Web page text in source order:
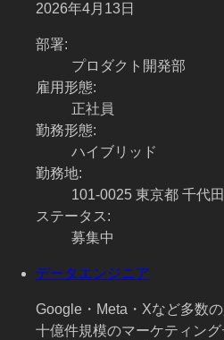
2026年4月13日
部署:
プロダクト開発部
雇用形態:
正社員
勤務形態:
ハイブリッド
勤務地:
101-0025 東京都 千代
ステータス:
募集中
データエンジニア
Google・Meta・Xなど多数
十億件規模のマーケティン